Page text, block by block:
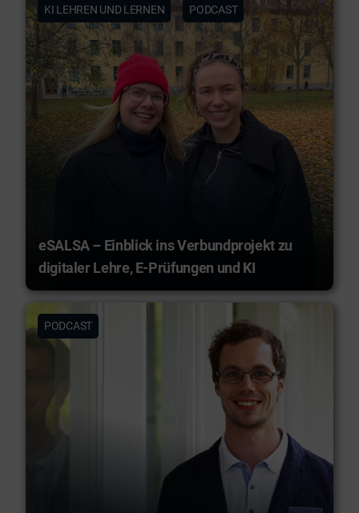
eSALSA – Einblick ins Verbundprojekt zu
digitaler Lehre, E-Prüfungen und KI
KI LEHREN UND LERNEN PODCAST
PODCAST